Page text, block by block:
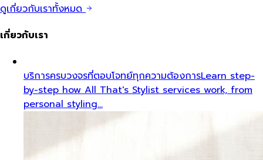
ดูเกี่ยวกับเราทั้งหมด
เกี่ยวกับเรา
บริการครบวงจรที่ตอบโจทย์ทุกความต้องการLearn step-
by-step how All That's Stylist services work, from
personal styling…